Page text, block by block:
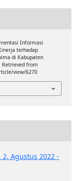
Informasi
terhadap
di Kabupaten
Retrieved from
view/6270
2, Agustus 2022 -